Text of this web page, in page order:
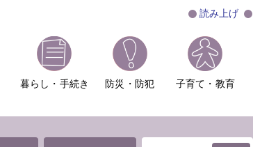
読み上げ
暮らし・手続き 防災・防犯 子育て・教育